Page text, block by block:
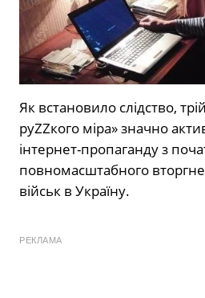
Як встановило слідство,
руZZкого міра» значно
інтернет-пропаганду з
повномасштабного
військ в Україну.
РЕКЛАМА